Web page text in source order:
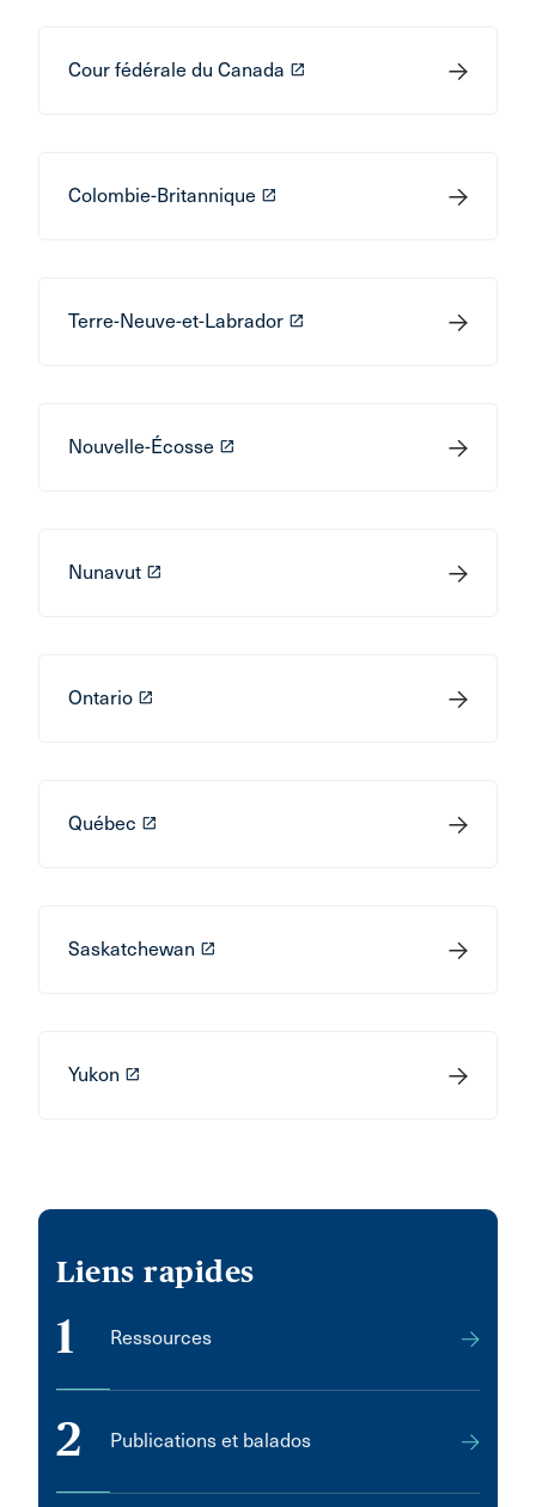
Cour fédérale du Canada launch
Colombie-Britannique launch
Terre-Neuve-et-Labrador launch
Nouvelle-Écosse launch
Nunavut launch
Ontario launch
Québec launch
Saskatchewan launch
Yukon launch
Liens rapides
1 Ressources
2 Publications et balados